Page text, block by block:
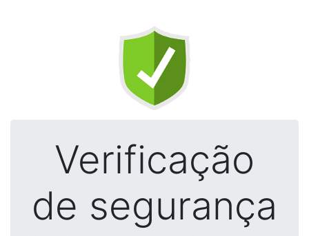
Verificação
de segurança